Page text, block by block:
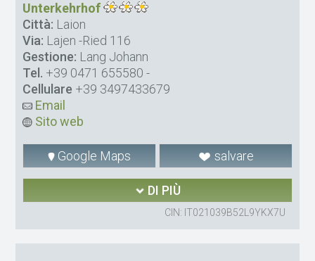
Unterkehrhof
Città: Laion
Via: Lajen -Ried 116
Gestione: Lang Johann
Tel. +39 0471 655580 -
Cellulare +39 3497433679
Email
Sito web
Google Maps salvare
DI PIÙ
CIN: IT021039B52L9YKX7U